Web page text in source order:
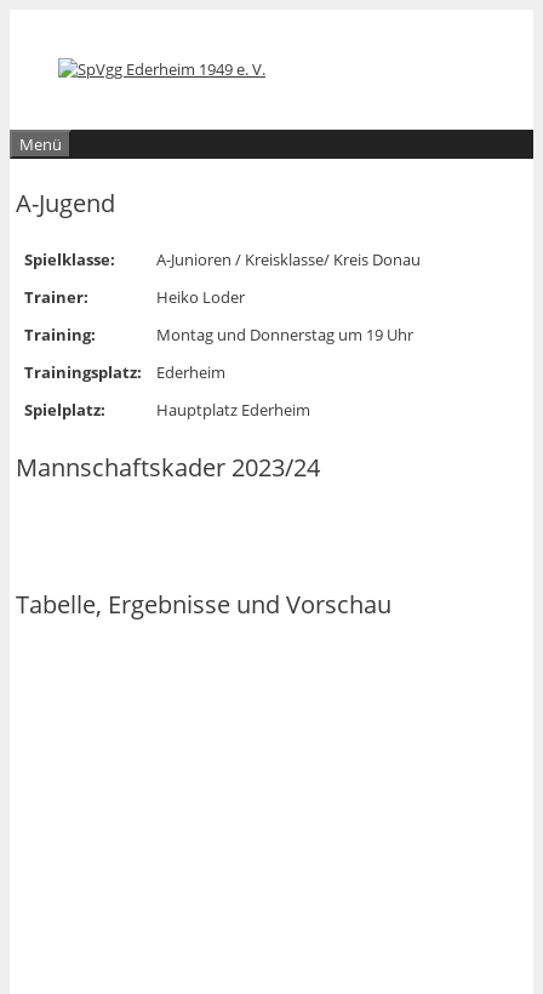
springen
springen
Menü
A-Jugend
Spielklasse:
A-Junioren / Kreisklasse/ Kreis Donau
Trainer:
Heiko Loder
Training:
Montag und Donnerstag um 19 Uhr
Trainingsplatz:
Ederheim
Spielplatz:
Hauptplatz Ederheim
Mannschaftskader 2023/24
Tabelle, Ergebnisse und Vorschau